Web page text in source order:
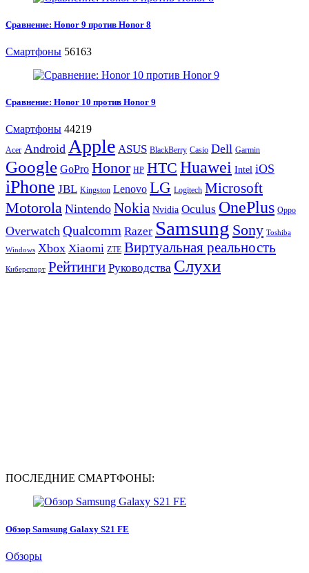
Сравнение: Honor 9 против Honor 8
Смартфоны 56163
Сравнение: Honor 10 против Honor 9
Смартфоны 44219
Acer Android Apple ASUS BlackBerry Casio Dell Garmin
Google GoPro Honor HP HTC Huawei Intel iOS
iPhone JBL Kingston Lenovo LG Logitech Microsoft
Motorola Nintendo Nokia Nvidia Oculus OnePlus Oppo
Overwatch Qualcomm Razer Samsung Sony Toshiba
Windows Xbox Xiaomi ZTE Виртуальная реальность
Киберспорт Рейтинги Руководства Слухи
ПОСЛЕДНИЕ СМАРТФОНЫ:
Обзор Samsung Galaxy S21 FE
Обзоры